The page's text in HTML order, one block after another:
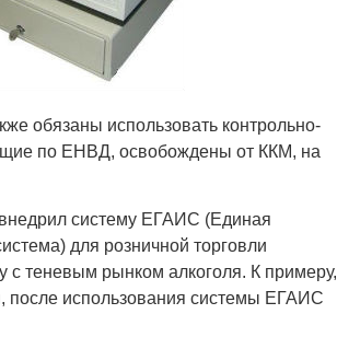
обязаны использовать контрольно-
по ЕНВД, освобождены от ККМ, на
систему ЕГАИС (Единая
для розничной торговли
с теневым рынком алкоголя. К примеру,
после использования системы ЕГАИС